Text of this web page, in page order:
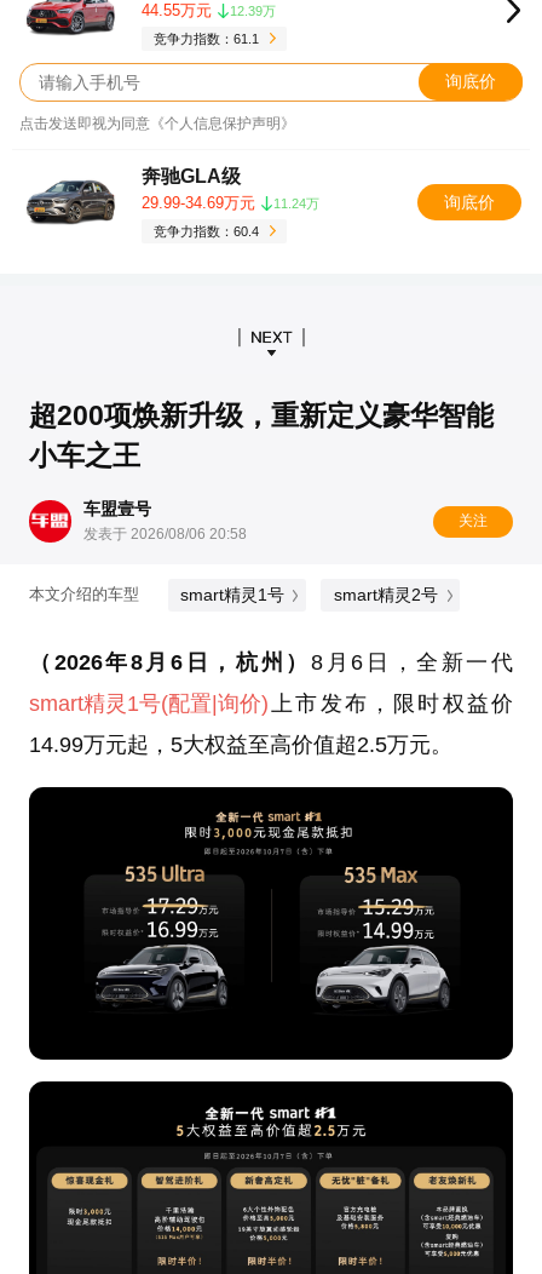
44.55万元
12.39万
竞争力指数：61.1
询底价
点击发送即视为同意《个人信息保护声明》
奔驰GLA级
29.99-34.69万元
11.24万
竞争力指数：60.4
询底价
超200项焕新升级，重新定义豪华智能
小车之王
车盟壹号
发表于 2026/08/06 20:58
关注
本文介绍的车型 smart精灵1号 smart精灵2号
（2026年8月6日，杭州） 8月6日，全新一代
smart精灵1号(配置|询价) 上市发布，限时权益价
14.99万元起，5大权益至高价值超2.5万元。